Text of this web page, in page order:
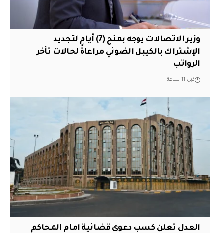
وزير الاتصالات يوجه بمنح (7) أيام لتجديد
الإشتراك بالكيبل الضوئي مراعاةً لحالات تأخر
الرواتب
قبل 11 ساعة
العدل تعلن كسب دعوى قضائية امام المحاكم